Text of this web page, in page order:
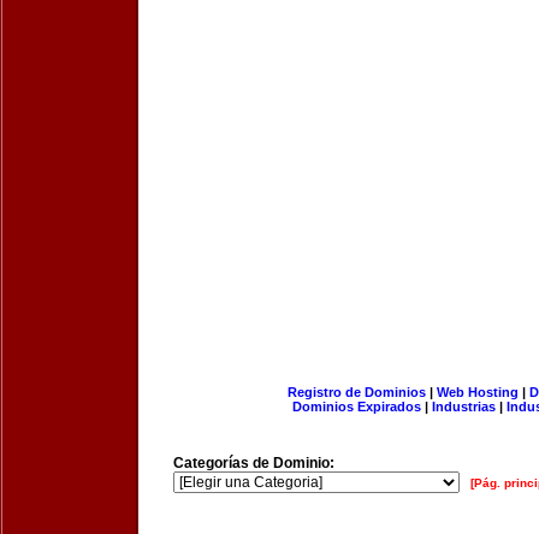
Registro de Dominios| Web Hosting |
Dominios Expirados | Industrias |
Categorías de Dominio:
[Pág.